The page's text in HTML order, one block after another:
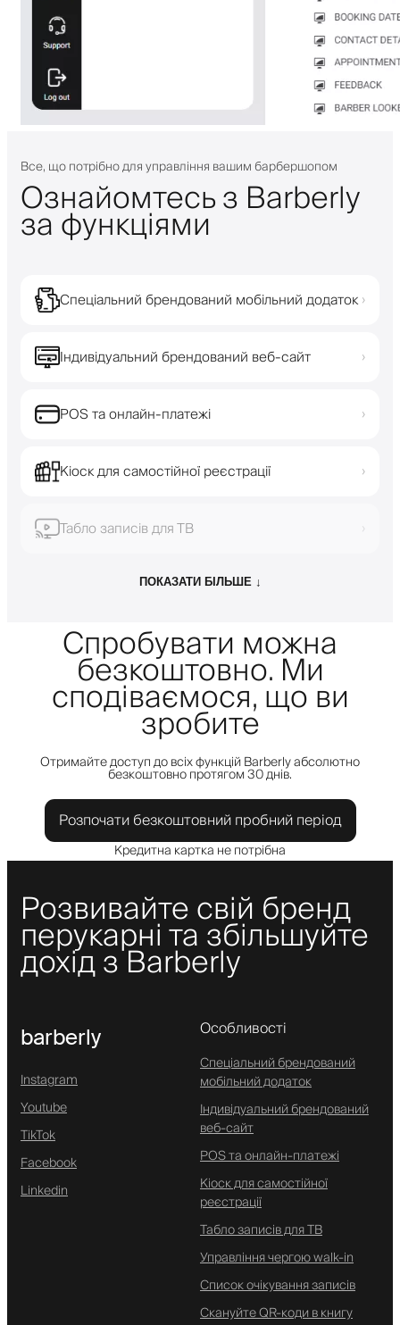
Все, що потрібно для управління вашим барбершопом
Ознайомтесь з Barberly
за функціями
Спеціальний брендований мобільний додаток ›
Індивідуальний брендований веб-сайт ›
POS та онлайн-платежі ›
Кіоск для самостійної реєстрації ›
Табло записів для ТВ ›
ПОКАЗАТИ БІЛЬШЕ ↓
Спробувати можна
безкоштовно. Ми
сподіваємося, що ви
зробите
Отримайте доступ до всіх функцій Barberly абсолютно
безкоштовно протягом 30 днів.
Розпочати безкоштовний пробний період
Кредитна картка не потрібна
Розвивайте свій бренд
перукарні та збільшуйте
дохід з Barberly
barberly
Instagram
Youtube
TikTok
Facebook
Linkedin
Особливості
Спеціальний брендований
мобільний додаток
Індивідуальний брендований
веб-сайт
POS та онлайн-платежі
Кіоск для самостійної
реєстрації
Табло записів для ТВ
Управління чергою walk-in
Список очікування записів
Скануйте QR-коди в книгу